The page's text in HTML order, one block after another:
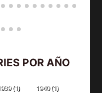
POR AÑO
(1) 1940(1)